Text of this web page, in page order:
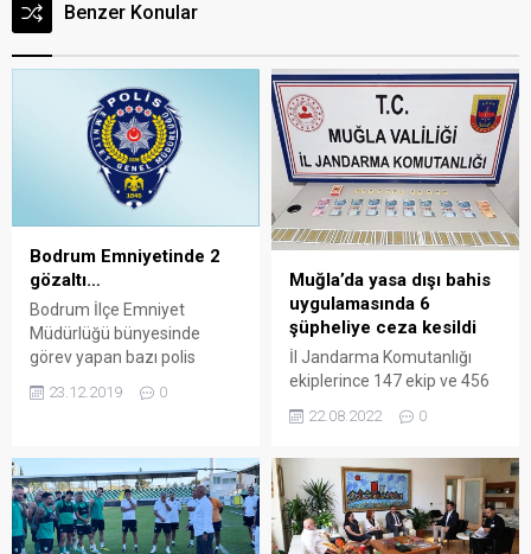
Benzer Konular
Bodrum Emniyetinde 2
gözaltı…
Bodrum İlçe Emniyet
Müdürlüğü bünyesinde
görev yapan bazı polis
göçmen kaçakçılığına
Bodrum Kaçakçılık ve
Organize Suçlarla Mücadele
(KOM) Grup Amirliği ekipleri
tarafından başlatılan
23.12.2019 0
Muğla’da yasa dışı bahis
uygulamasında 6
şüpheliye ceza kesildi
İl Jandarma Komutanlığı
ekiplerince 147 ekip ve 456
katılımıyla 13 ilçede eş
Arena Bodrum Haber –
Muğla ve ilçelerinde
jandarma ekiplerince
gerçekleştirilen yasa dışı
22.08.2022 0